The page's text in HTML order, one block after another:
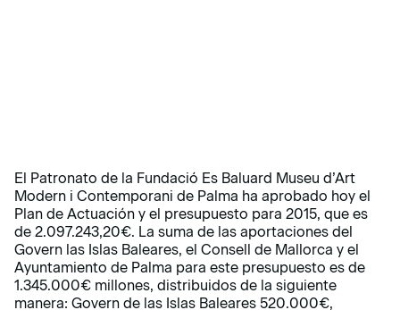
El Patronato de la Fundació Es Baluard Museu d’Art
Modern i Contemporani de Palma ha aprobado hoy el
Plan de Actuación y el presupuesto para 2015, que es
de 2.097.243,20€. La suma de las aportaciones del
Govern las Islas Baleares, el Consell de Mallorca y el
Ayuntamiento de Palma para este presupuesto es de
1.345.000€ millones, distribuidos de la siguiente
manera: Govern de las Islas Baleares 520.000€,